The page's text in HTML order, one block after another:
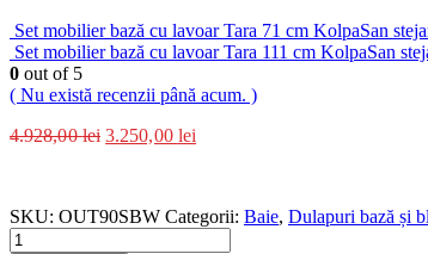
Set mobilier bază cu lavoar Tara 71 cm KolpaSan
Set mobilier bază cu lavoar Tara 111 cm KolpaSan
0 out of 5
( Nu există recenzii până acum. )
4.928,00lei 3.250,00 lei
SKU: OUT90SBW Categorii: Baie, Dulapuri bază și